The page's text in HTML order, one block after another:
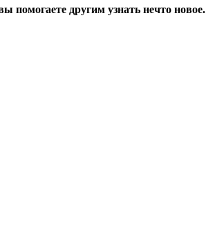
помогаете другим узнать нечто новое.